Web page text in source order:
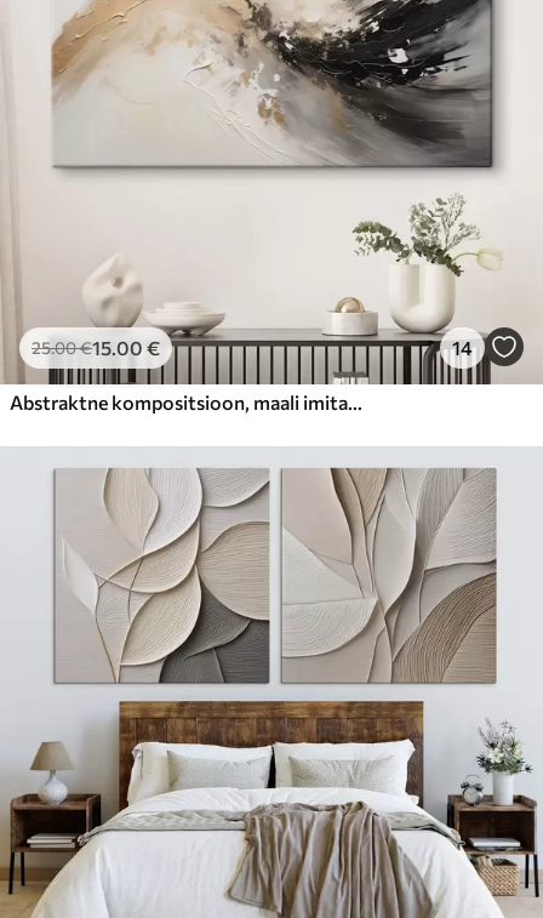
25.00€15.00 € 14
Abstraktne kompositsioon, maali imitatsioon